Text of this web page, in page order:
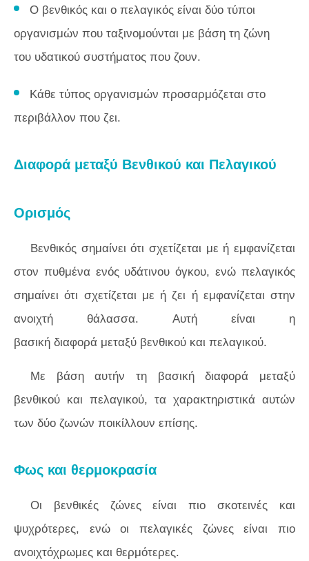
Ο βενθικός και ο πελαγικός είναι δύο τύποι
οργανισμών που ταξινομούνται με βάση τη ζώνη
του υδατικού συστήματος που ζουν.
Κάθε τύπος οργανισμών προσαρμόζεται στο
περιβάλλον που ζει.
Διαφορά μεταξύ Βενθικού και Πελαγικού
Ορισμός
Βενθικός σημαίνει ότι σχετίζεται με ή εμφανίζεται
στον πυθμένα ενός υδάτινου όγκου, ενώ πελαγικός
σημαίνει ότι σχετίζεται με ή ζει ή εμφανίζεται στην
ανοιχτή θάλασσα. Αυτή είναι η
βασική διαφορά μεταξύ βενθικού και πελαγικού.
Με βάση αυτήν τη βασική διαφορά μεταξύ
βενθικού και πελαγικού, τα χαρακτηριστικά αυτών
των δύο ζωνών ποικίλλουν επίσης.
Φως και θερμοκρασία
Οι βενθικές ζώνες είναι πιο σκοτεινές και
ψυχρότερες, ενώ οι πελαγικές ζώνες είναι πιο
ανοιχτόχρωμες και θερμότερες.